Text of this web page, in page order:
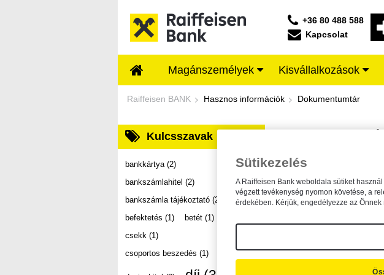
+36 80 488 588
Kapcsolat
Magánszemélyek Kisvállalkozások
Dokumentumtár - Raiffeisen BANK
Raiffeisen BANK Hasznos információk Dokumentumtár
Kulcsszavak
bankkártya (2)
bankszámlahitel (2)
bankszámla tájékoztató (2)
befektetés (1) betét (1)
csekk (1)
csoportos beszedés (1)
A dokumentum
Sütikezelés
A Raiffeisen Bank weboldala sütiket
végzett tevékenység nyomon követése, a
érdekében. Kérjük, engedélyezze az